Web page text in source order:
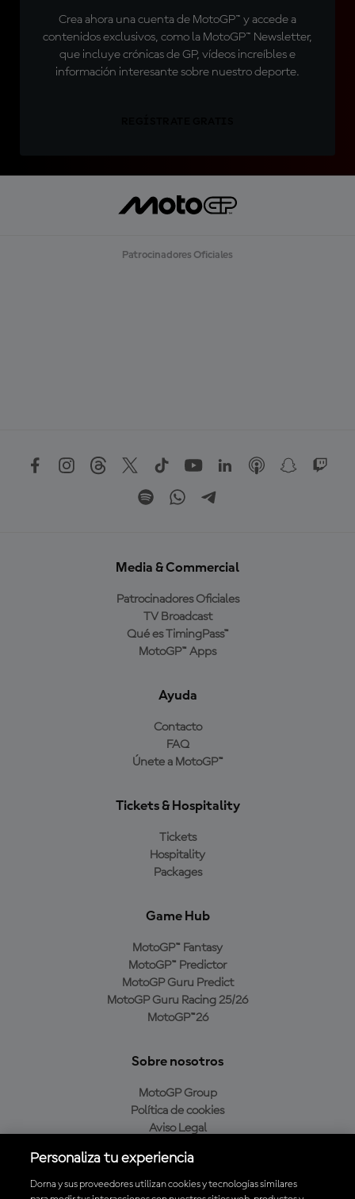
Crea ahora una cuenta de MotoGP™ y accede a
contenidos exclusivos, como la MotoGP™ Newsletter,
que incluye crónicas de GP, vídeos increíbles e
información interesante sobre nuestro deporte.
Patrocinadores Oficiales
Media & Commercial
Patrocinadores Oficiales
TV Broadcast
Qué es TimingPass™
MotoGP™ Apps
Ayuda
Contacto
FAQ
Únete a MotoGP™
Tickets & Hospitality
Tickets
Hospitality
Packages
Game Hub
MotoGP™ Fantasy
MotoGP™ Predictor
MotoGP Guru Predict
MotoGP Guru Racing 25/26
MotoGP™26
Sobre nosotros
MotoGP Group
Política de cookies
Aviso Legal
Política de compra
Personaliza tu experiencia
Dorna y sus proveedores utilizan cookies y tecnologías similares